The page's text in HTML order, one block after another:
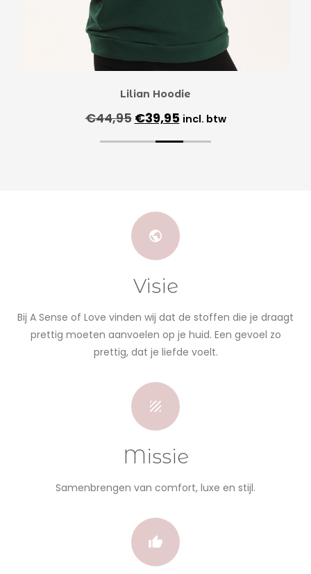
Lilian Hoodie
€44,95 €39,95 incl. btw
Visie
Bij A Sense of Love vinden wij dat de stoffen die je draagt
prettig moeten aanvoelen op je huid. Een gevoel zo
prettig, dat je liefde voelt.
Missie
Samenbrengen van comfort, luxe en stijl.